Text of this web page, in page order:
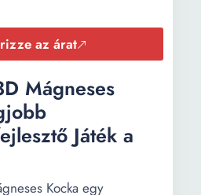
az árat
Mágneses
Játék a
Kocka egy